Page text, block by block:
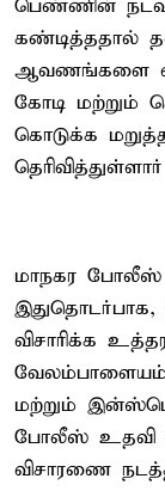
பெண்ணின்
கண்டித்ததால்
ஆவணங்களை
கோடி மற்றும்
கொடுக்க
மாநகர
இதுதொடர்பாக,
விசாரிக்க
மற்றும்
போலீஸ் உதவி
விசாரணை